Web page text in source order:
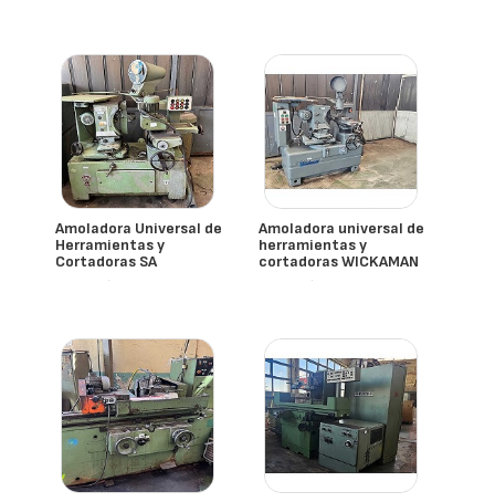
Amoladora Universal de
Herramientas y
Cortadoras SA
- España
Amoladora universal de
herramientas y
cortadoras WICKAMAN
- España